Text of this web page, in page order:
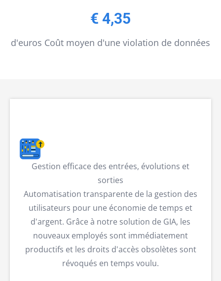
€ 4,35
d'euros Coût moyen d'une violation de données
Gestion efficace des entrées, évolutions et
sorties
Automatisation transparente de la gestion des
utilisateurs pour une économie de temps et
d'argent. Grâce à notre solution de GIA, les
nouveaux employés sont immédiatement
productifs et les droits d'accès obsolètes sont
révoqués en temps voulu.